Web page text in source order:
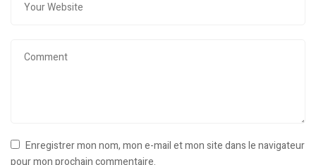
Enregistrer mon nom, mon e-mail et mon site dans le navigateur
pour mon prochain commentaire.